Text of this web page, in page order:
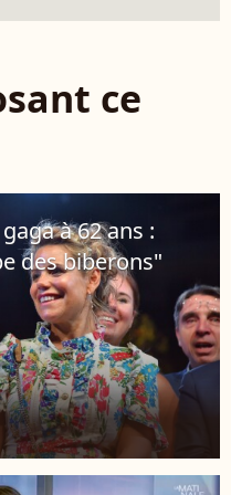
ce
à 62 ans :
des biberons"